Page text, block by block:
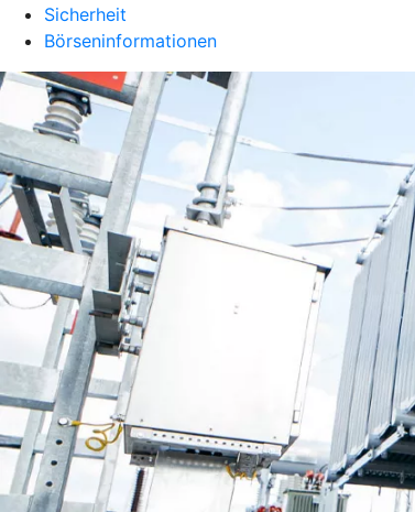
Sicherheit
Börseninformationen